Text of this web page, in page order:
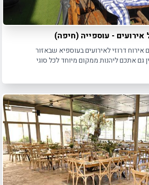
אירועים - עוספייה (חיפה)
דרוזי לאירועים בעוספיא שבאזור
גם אתכם ליהנות ממקום מיוחד לכל סוגי